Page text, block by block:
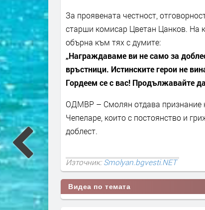
За проявената честност,
старши комисар Цветан Цанков. На
обърна към тях с думите:
„Награждаваме ви не само за
връстници. Истинските герои не
Гордеем се с вас! Продължавайте
ОДМВР – Смолян отдава признание
Чепеларе, които с постоянство и
доблест.
Източник:Smolyan.bgvesti.NET
Видеа по темата